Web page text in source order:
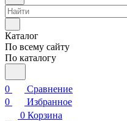
Каталог
По всему сайту
По каталогу
0
Сравнение
0
Избранное
0 Корзина